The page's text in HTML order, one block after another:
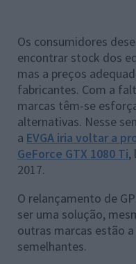
Os consumidores
encontrar stock dos
mas a preços
fabricantes. Com a
marcas têm-se
alternativas. Nesse
a EVGA iria voltar a
GeForce GTX 1080 Ti,
2017.
O relançamento de
ser uma solução,
outras marcas estão
semelhantes.